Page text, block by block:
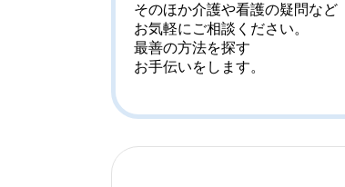
そのほか介護や看護の疑問など
お気軽にご相談ください。
最善の方法を探す
お手伝いをします。